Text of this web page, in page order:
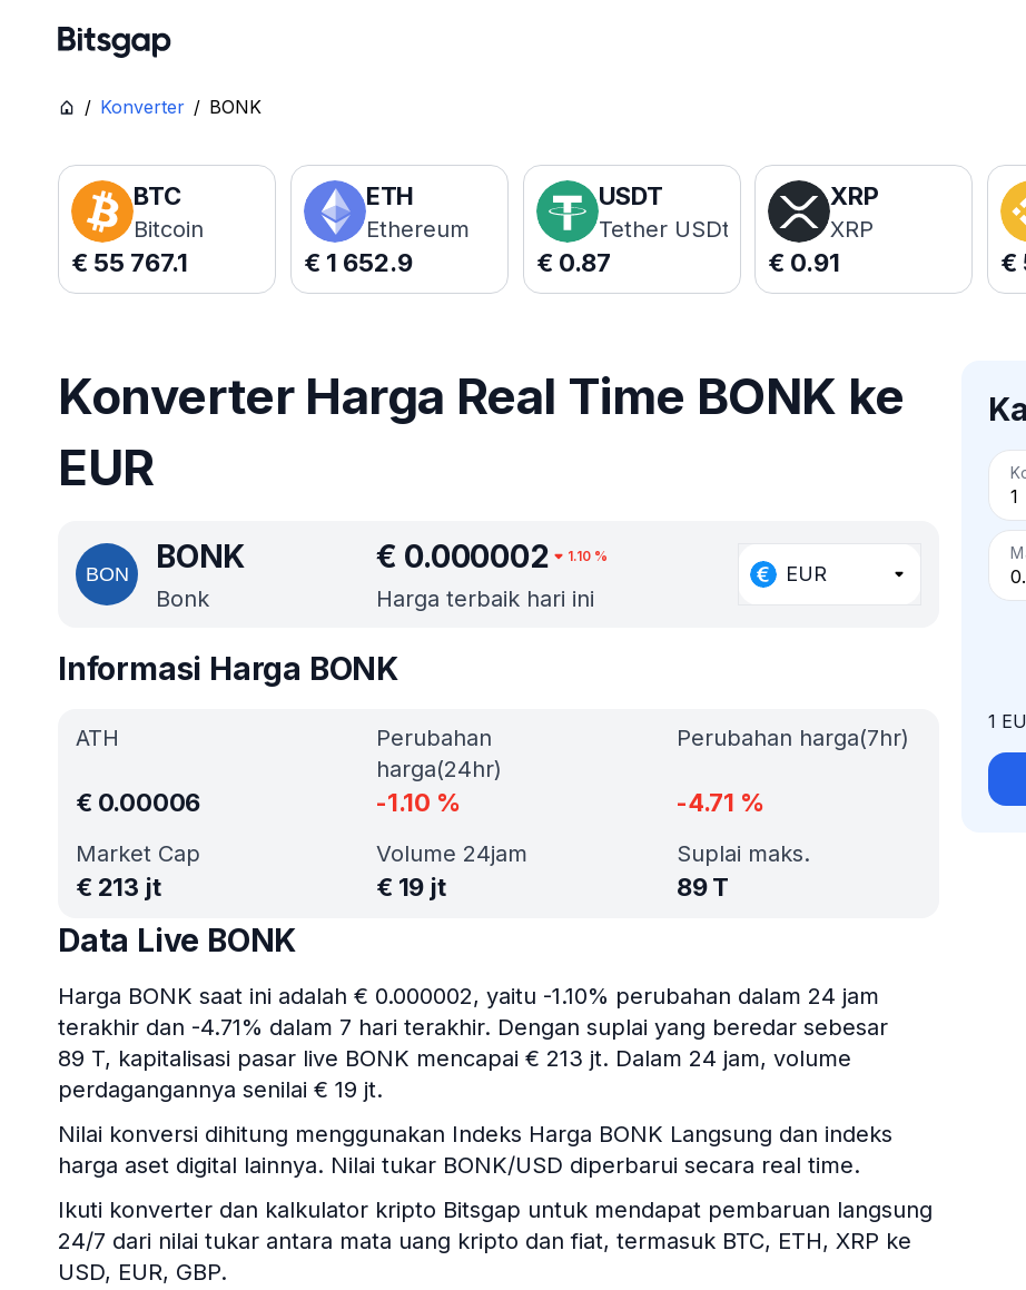
/ Konverter / BONK
BTC
Bitcoin
€ 55 767.1
ETH
Ethereum
€ 1 652.9
USDT
Tether USDt
€ 0.87
XRP
XRP
€ 0.91 €
Konverter Harga Real Time BONK ke
EUR
BONK
Bonk
€ 0.000002 1.10%
Harga terbaik hari ini
EUR
1
Informasi Harga BONK
ATH
€ 0.00006
Market Cap
€ 213 jt
Perubahan
harga(24hr)
-1.10 %
Perubahan harga(7hr)
-4.71 %
Volume 24jam
€ 19 jt
Suplai maks.
89 T
Data Live BONK
Harga BONK saat ini adalah € 0.000002, yaitu -1.10% perubahan dalam 24 jam
terakhir dan -4.71% dalam 7 hari terakhir. Dengan suplai yang beredar sebesar
89 T, kapitalisasi pasar live BONK mencapai € 213 jt. Dalam 24 jam, volume
perdagangannya senilai € 19 jt.
Nilai konversi dihitung menggunakan Indeks Harga BONK Langsung dan indeks
harga aset digital lainnya. Nilai tukar BONK/USD diperbarui secara real time.
Ikuti konverter dan kalkulator kripto Bitsgap untuk mendapat pembaruan langsung
24/7 dari nilai tukar antara mata uang kripto dan fiat, termasuk BTC, ETH, XRP ke
USD, EUR, GBP.